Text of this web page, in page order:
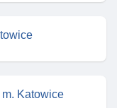
m. Katowice